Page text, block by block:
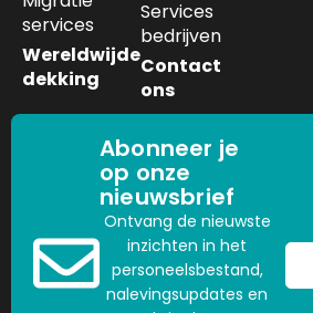
services
Wereldwijde
dekking
Services
bedrijven
Contact
ons
Abonneer je
op onze
nieuwsbrief
Ontvang de nieuwste
inzichten in het
personeelsbestand,
nalevingsupdates en